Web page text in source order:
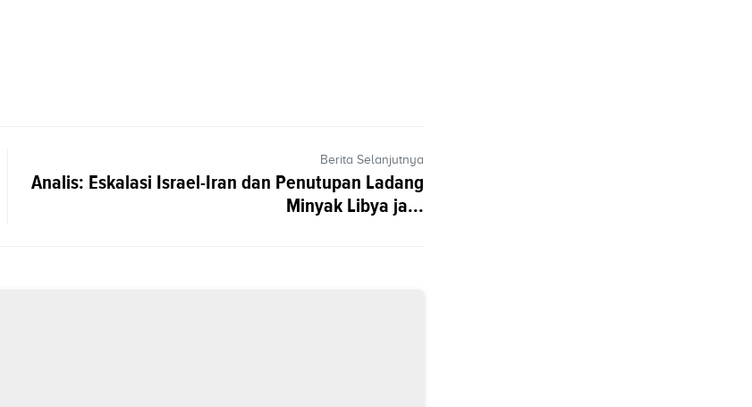
Berita Selanjutnya
Analis: Eskalasi Israel-Iran dan Penutupan Ladang
Minyak Libya ja...